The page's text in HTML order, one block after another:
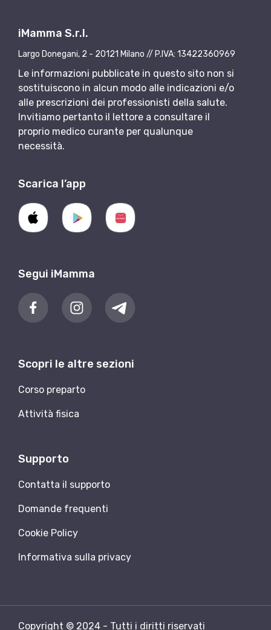
iMamma S.r.l.
Largo Donegani, 2 - 20121 Milano // P.IVA: 13422360969
Le informazioni pubblicate in questo sito non si
sostituiscono in alcun modo alle indicazioni e/o
alle prescrizioni dei professionisti della salute.
Invitiamo pertanto il lettore a consultare il
proprio medico curante per qualunque
necessità.
Scarica l’app
Segui iMamma
Scopri le altre sezioni
Corso preparto
Attività fisica
Supporto
Contatta il supporto
Domande frequenti
Cookie Policy
Informativa sulla privacy
Copyright © 2024 - Tutti i diritti riservati